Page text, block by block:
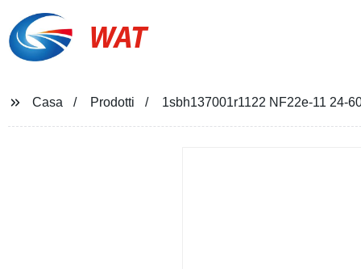
WAT
Casa Prodotti 1sbh137001r1122 NF22e-11 24-